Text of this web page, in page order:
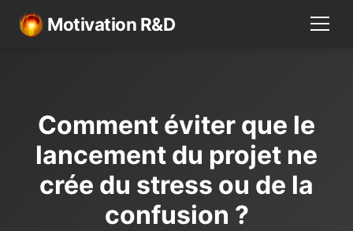
Motivation R&D
Comment éviter que le
lancement du projet ne
crée du stress ou de la
confusion ?